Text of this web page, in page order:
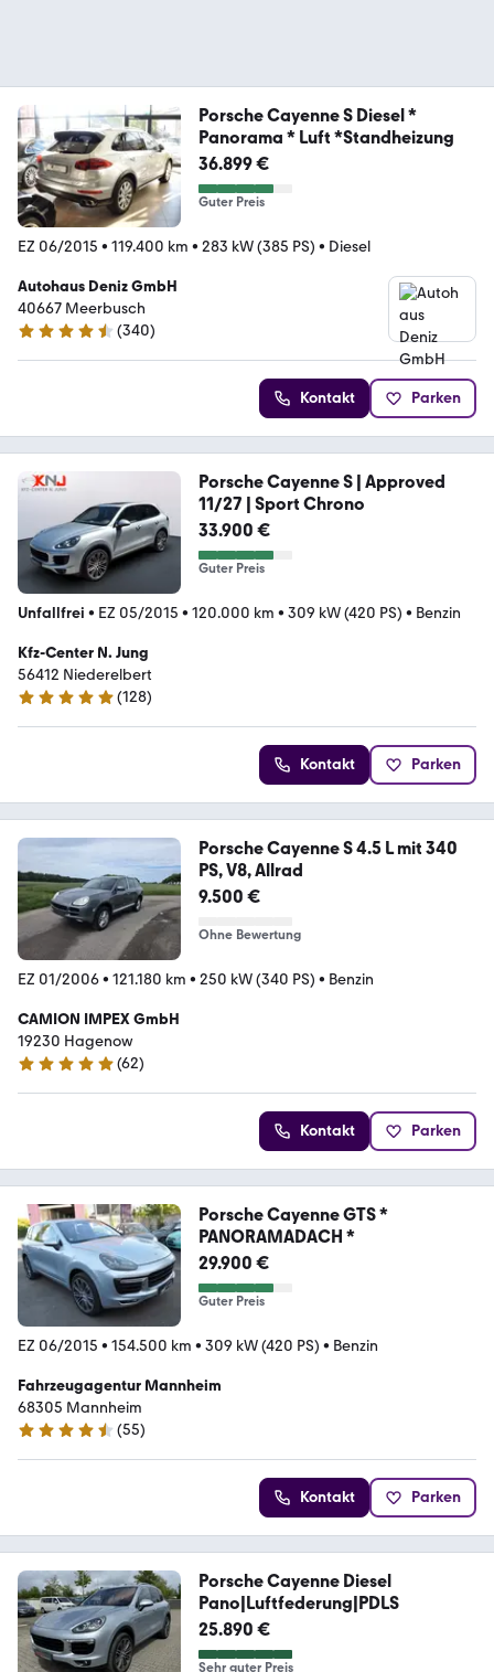
Porsche Cayenne S Diesel *
Panorama * Luft *Standheizung
36.899 €
Guter Preis
EZ 06/2015 • 119.400 km • 283 kW (385 PS) • Diesel
Autohaus Deniz GmbH
40667 Meerbusch
4.5 Sterne
(340)
Kontakt Parken
Porsche Cayenne S | Approved
11/27 | Sport Chrono
33.900 €
Guter Preis
Unfallfrei • EZ 05/2015 • 120.000 km • 309 kW (420 PS) • Benzin
Kfz-Center N. Jung
56412 Niederelbert
4.9 Sterne
(128)
Kontakt Parken
Porsche Cayenne S 4.5 L mit 340
PS, V8, Allrad
9.500 €
Ohne Bewertung
EZ 01/2006• 121.180 km • 250 kW (340 PS) • Benzin
CAMION IMPEX GmbH
19230 Hagenow
5 Sterne
(62)
Kontakt Parken
Porsche Cayenne GTS *
PANORAMADACH *
29.900 €
Guter Preis
EZ 06/2015 • 154.500 km • 309 kW (420 PS) • Benzin
Fahrzeugagentur Mannheim
68305 Mannheim
4.6 Sterne
(55)
Kontakt Parken
Porsche Cayenne Diesel
Pano|Luftfederung|PDLS
25.890 €
Sehr guter Preis